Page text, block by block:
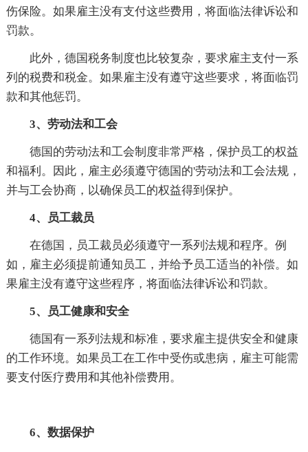
伤保险。如果雇主没有支付这些费用，将面临法律诉讼和
罚款。
此外，德国税务制度也比较复杂，要求雇主支付一系
列的税费和税金。如果雇主没有遵守这些要求，将面临罚
款和其他惩罚。
3、劳动法和工会
德国的劳动法和工会制度非常严格，保护员工的权益
和福利。因此，雇主必须遵守德国的'劳动法和工会法规，
并与工会协商，以确保员工的权益得到保护。
4、员工裁员
在德国，员工裁员必须遵守一系列法规和程序。例
如，雇主必须提前通知员工，并给予员工适当的补偿。如
果雇主没有遵守这些程序，将面临法律诉讼和罚款。
5、员工健康和安全
德国有一系列法规和标准，要求雇主提供安全和健康
的工作环境。如果员工在工作中受伤或患病，雇主可能需
要支付医疗费用和其他补偿费用。
6、数据保护